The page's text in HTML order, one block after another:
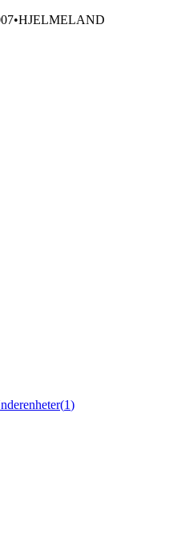
•HJELMELAND
(1)